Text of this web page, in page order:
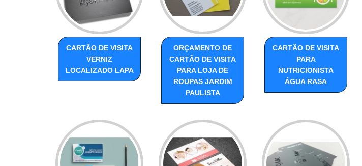
CARTÃO DE VISITA
VERNIZ
LOCALIZADO LAPA
ORÇAMENTO DE
CARTÃO DE VISITA
PARA LOJA DE
ROUPAS JARDIM
PAULISTA
CARTÃO DE VISITA
PARA
NUTRICIONISTA
ÁGUA RASA